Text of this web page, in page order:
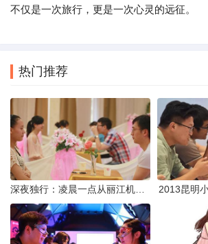
不仅是一次旅行，更是一次心灵的远征。
热门推荐
2013昆明